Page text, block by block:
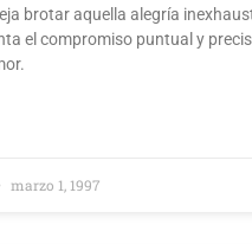
brotar aquella alegría
el compromiso puntual y
marzo 1, 1997